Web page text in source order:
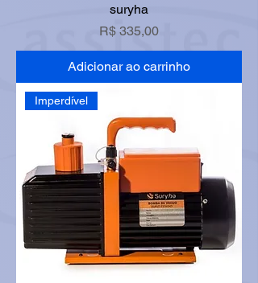
suryha
Preço
R$ 335,00
Adicionar ao carrinho
Imperdível